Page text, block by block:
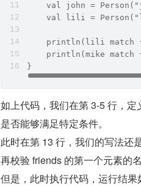
val john =
val lili =
println(lili match
println(mike match
}
如上代码，我们在第 3-5 行，
是否能够满足特定条件。
此时在第 13 行，我们的写法还
再校验 friends 的第一个元素的
但是，此时执行代码，运行结果